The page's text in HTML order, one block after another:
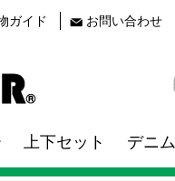
ガイド お問い合わせ
上下セット デニム